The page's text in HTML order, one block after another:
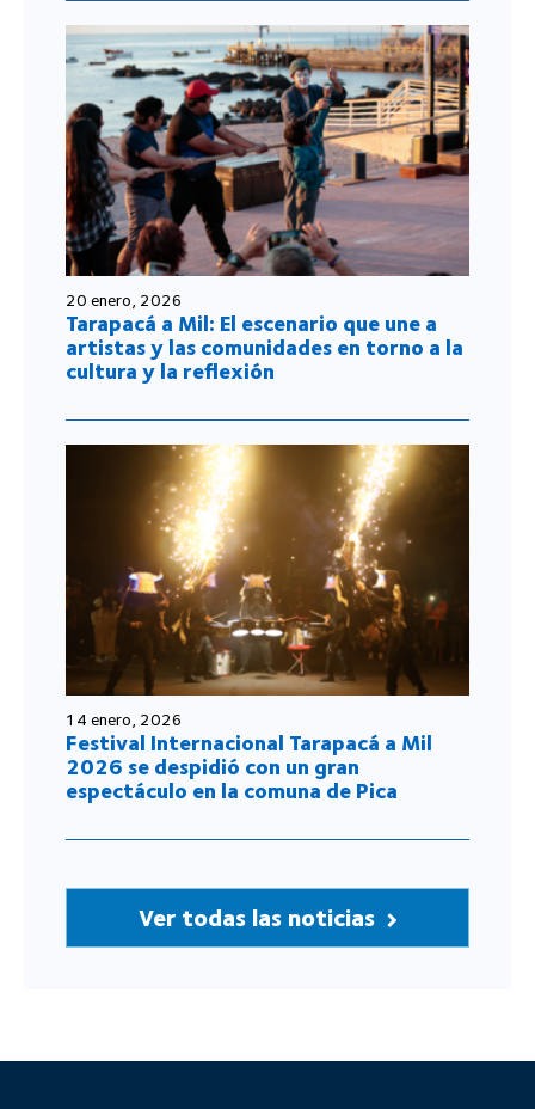
20 enero, 2026
Tarapacá a Mil: El escenario que une a
artistas y las comunidades en torno a la
cultura y la reflexión
14 enero, 2026
Festival Internacional Tarapacá a Mil
2026 se despidió con un gran
espectáculo en la comuna de Pica
Ver todas las noticias